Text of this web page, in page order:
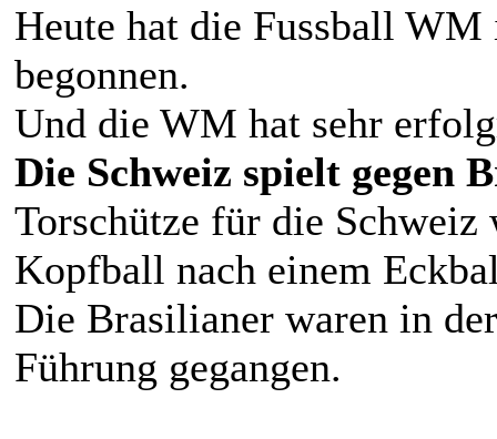
Heute hat die Fussball
begonnen.
Und die WM hat sehr
Die Schweiz spielt gegen
Torschütze für die
Kopfball nach einem
Die Brasilianer waren in
Führung gegangen.